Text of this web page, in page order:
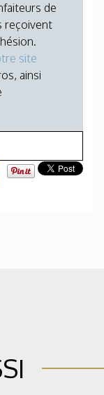
de
reçoivent
site
ainsi